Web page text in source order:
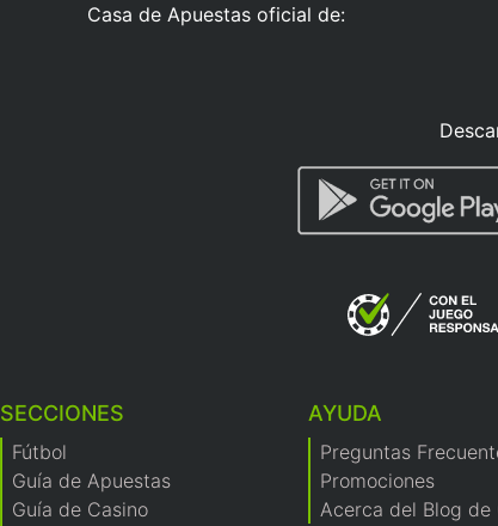
Casa de Apuestas oficial de:
SECCIONES
Fútbol
Guía de Apuestas
Guía de Casino
AYUDA
Preguntas
Promociones
Acerca del Blog de